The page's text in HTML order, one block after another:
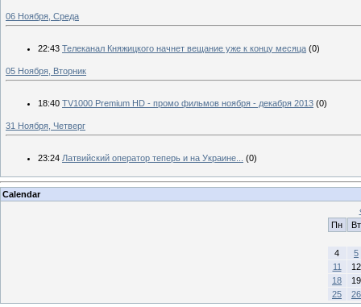
06 Ноября, Среда
22:43 Телеканал Княжицкого начнет вещание уже к концу месяца (0)
05 Ноября, Вторник
18:40 TV1000 Premium HD - промо фильмов ноября - декабря 2013 (0)
31 Ноября, Четверг
23:24 Латвийский оператор теперь и на Украине... (0)
Calendar
Пн
Вт
4
5
11
12
18
19
25
26